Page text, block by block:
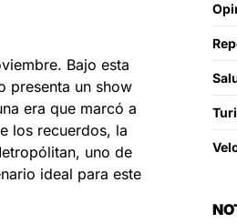
Bajo esta
presenta un show
era que marcó a
los recuerdos, la
uno de
ideal para este